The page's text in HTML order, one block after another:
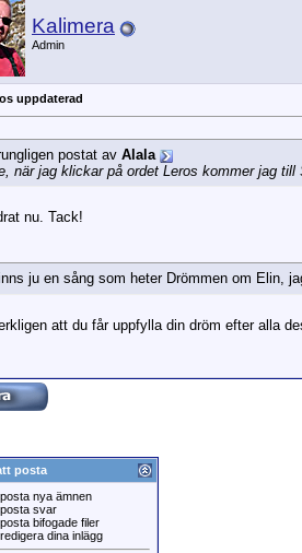
Kalimera
Admin
uppdaterad
postat av Alala
när jag klickar på ordet Leros kommer jag
nu. Tack!
ju en sång som heter Drömmen om Elin,
att du får uppfylla din dröm efter alla
posta
posta nya ämnen
posta svar
posta bifogade filer
redigera dina inlägg